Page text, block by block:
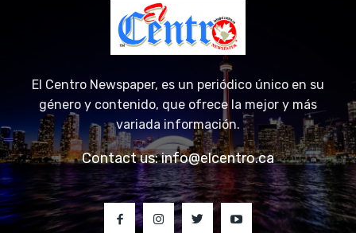
El Centro Newspaper, es un periódico único en su
género y contenido, que ofrece la mejor y más
variada información.
Contact us:info@elcentro.ca